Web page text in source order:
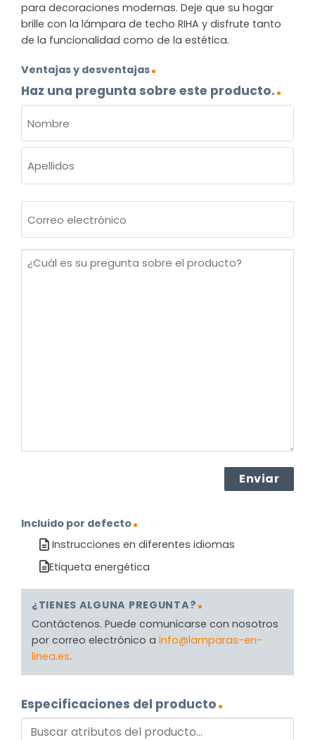
para decoraciones modernas. Deje que su hogar
brille con la lámpara de techo RIHA y disfrute tanto
de la funcionalidad como de la estética.
Ventajas y desventajas
Haz una pregunta sobre este producto.
(OBLIGATORIO)
Nombre
electrónico
¿Cuál
Incluido por defecto
Instrucciones en diferentes idiomas
Etiqueta energética
¿TIENES ALGUNA PREGUNTA?
Contáctenos. Puede comunicarse con nosotros
por correo electrónico a info@lamparas-en-
linea.es.
Especificaciones del producto